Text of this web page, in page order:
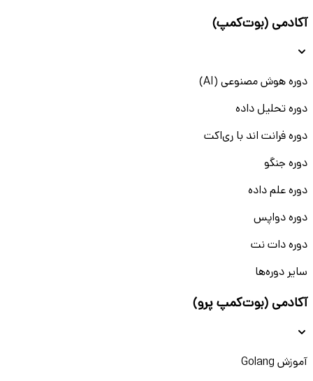
آکادمی (بوت‌کمپ)
دوره هوش مصنوعی (AI)
دوره تحلیل داده
دوره فرانت اند با ری‌اکت
دوره جنگو
دوره علم داده
دوره دواپس
دوره دات نت
سایر دوره‌ها
آکادمی (بوت‌کمپ پرو)
آموزش Golang